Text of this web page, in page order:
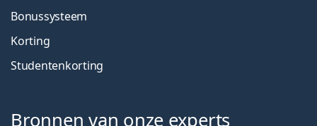
Bonussysteem
Korting
Studentenkorting
Bronnen van onze experts